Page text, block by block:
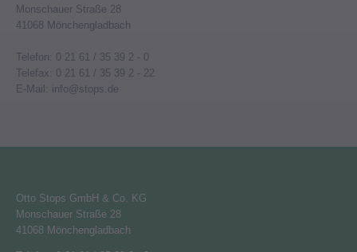
Monschauer Straße 28
41068 Mönchengladbach
Telefon: 0 21 61 / 35 39 2 - 0
Telefax: 0 21 61 / 35 39 2 - 22
E-Mail: info@stops.de
Otto Stops GmbH & Co. KG
Monschauer Straße 28
41068 Mönchengladbach